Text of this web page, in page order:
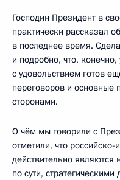
Господин Президент в
практически рассказал
в последнее время.
и подробно, что,
с удовольствием готов
переговоров и основные
сторонами.
О чём мы говорили с
отметили, что
действительно
по сути,